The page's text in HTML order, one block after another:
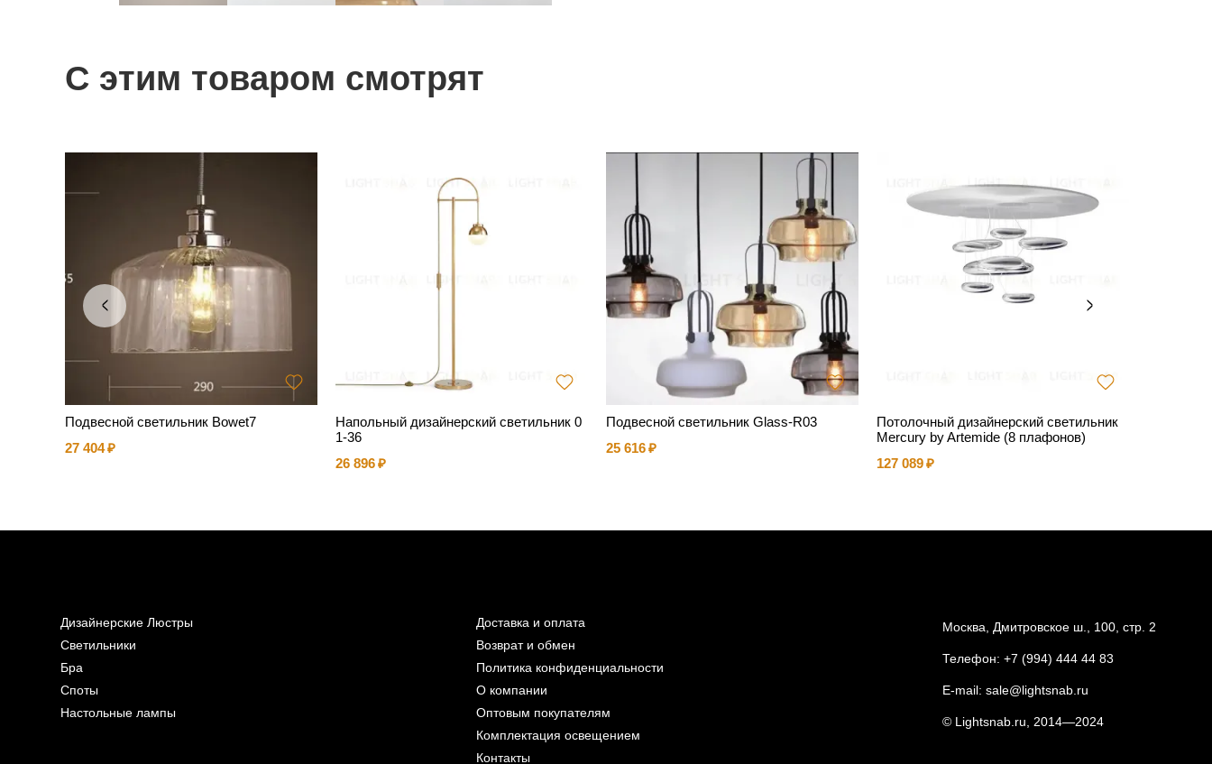
С этим товаром смотрят
Подвесной светильник Bowet7
27 404
Напольный дизайнерский светильник 0
1-36
26 896
Подвесной светильник Glass-R03
25 616
Потолочный дизайнерский светильник
Mercury by Artemide (8 плафонов)
127 089
Дизайнерские Люстры
Светильники
Бра
Споты
Настольные лампы
Доставка и оплата
Возврат и обмен
Политика конфиденциальности
О компании
Оптовым покупателям
Комплектация освещением
Контакты
Москва, Дмитровское ш., 100, стр. 2
Телефон: +7 (994) 444 44 83
E-mail: sale@lightsnab.ru
© Lightsnab.ru, 2014—2024